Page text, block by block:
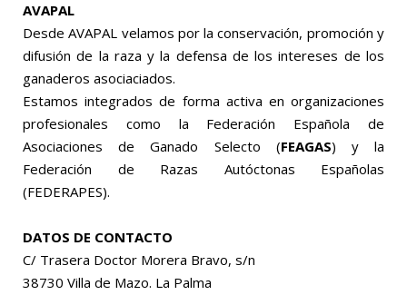
AVAPAL
Desde AVAPAL velamos por la conservación, promoción y
difusión de la raza y la defensa de los intereses de los
ganaderos asociaciados.
Estamos integrados de forma activa en organizaciones
profesionales como la Federación Española de
Asociaciones de Ganado Selecto (FEAGAS) y la
Federación de Razas Autóctonas Españolas
(FEDERAPES).
DATOS DE CONTACTO
C/ Trasera Doctor Morera Bravo, s/n
38730 Villa de Mazo. La Palma